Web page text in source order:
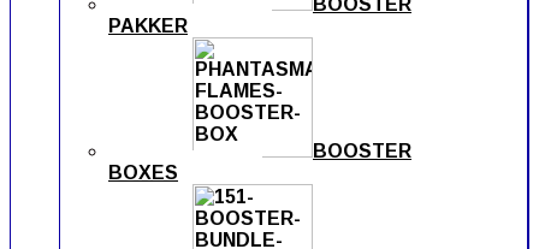
BOOSTER
PAKKER
BOOSTER
BOXES